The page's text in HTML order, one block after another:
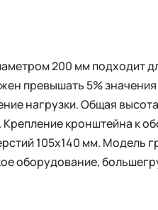
200 мм
превышать 5%
нагрузки. Общая
кронштейна к
105x140 мм. Модель
оборудование,